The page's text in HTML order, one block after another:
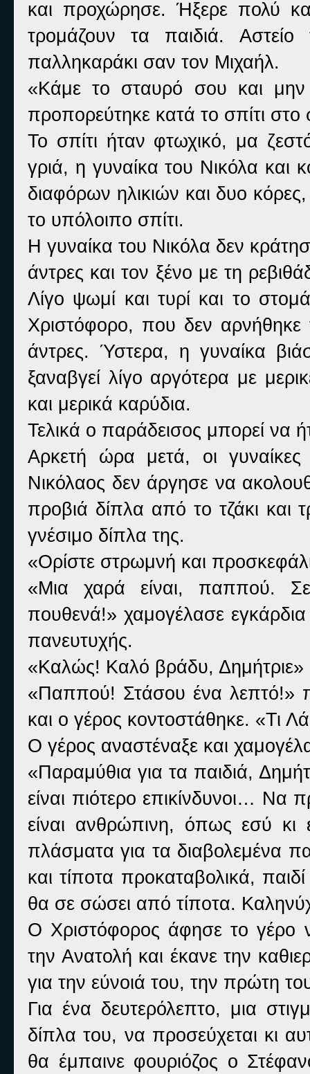
και προχώρησε. Ήξερε πολύ
τρομάζουν τα παιδιά.
παλληκαράκι σαν τον Μιχαήλ.
«Κάμε το σταυρό σου και μην
προπορεύτηκε κατά το σπίτι στο
Το σπίτι ήταν φτωχικό, μα
γριά, η γυναίκα του Νικόλα και
διαφόρων ηλικιών και δυο
το υπόλοιπο σπίτι.
Η γυναίκα του Νικόλα δεν
άντρες και τον ξένο με τη
Λίγο ψωμί και τυρί και το
Χριστόφορο, που δεν
άντρες. Ύστερα, η γυναίκα
ξαναβγεί λίγο αργότερα με
και μερικά καρύδια.
Τελικά ο παράδεισος μπορεί να
Αρκετή ώρα μετά, οι
Νικόλαος δεν άργησε να
προβιά δίπλα από το τζάκι και
γνέσιμο δίπλα της.
«Ορίστε στρωμνή και
«Μια χαρά είναι, παππού.
πουθενά!» χαμογέλασε
πανευτυχής.
«Καλώς! Καλό βράδυ, Δημήτριε»
«Παππού! Στάσου ένα λεπτό!»
και ο γέρος κοντοστάθηκε. «Τι
Ο γέρος αναστέναξε και
«Παραμύθια για τα παιδιά,
είναι πιότερο επικίνδυνοι… Να
είναι ανθρώπινη, όπως εσύ κι
πλάσματα για τα διαβολεμένα
και τίποτα προκαταβολικά,
θα σε σώσει από τίποτα.
Ο Χριστόφορος άφησε το γέρο
την Ανατολή και έκανε την
για την εύνοιά του, την πρώτη
Για ένα δευτερόλεπτο, μια
δίπλα του, να προσεύχεται κι
θα έμπαινε φουριόζος ο